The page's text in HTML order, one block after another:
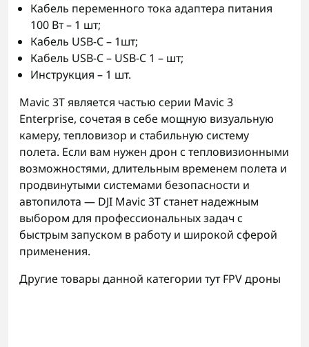
Кабель переменного тока адаптера питания
100 Вт – 1 шт;
Кабель USB-C – 1шт;
Кабель USB-C – USB-C 1 – шт;
Инструкция – 1 шт.
Mavic 3T является частью серии Mavic 3
Enterprise, сочетая в себе мощную визуальную
камеру, тепловизор и стабильную систему
полета. Если вам нужен дрон с тепловизионными
возможностями, длительным временем полета и
продвинутыми системами безопасности и
автопилота — DJI Mavic 3T станет надежным
выбором для профессиональных задач с
быстрым запуском в работу и широкой сферой
применения.
Другие товары данной категории тутFPV дроны